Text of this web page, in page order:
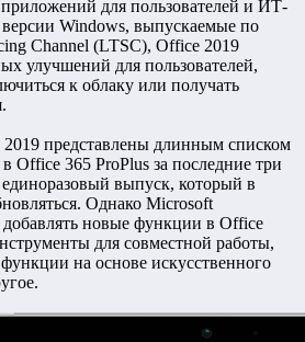
для пользователей и ИТ-
Windows, выпускаемые по
Channel (LTSC), Office 2019
улучшений для пользователей,
к облаку или получать
представлены длинным списком
Office 365 ProPlus за последние три
выпуск, который в
Однако Microsoft
новые функции в Office
для совместной работы,
функции на основе искусственного